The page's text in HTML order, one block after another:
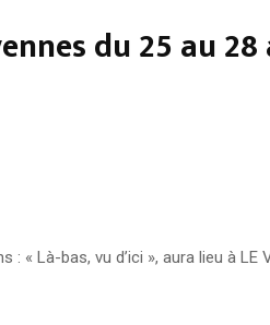
du 25 au
Là-bas, vu d’ici », aura lieu à LE